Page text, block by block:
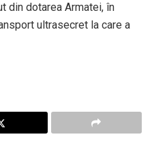
din dotarea Armatei, în
ultrasecret la care a